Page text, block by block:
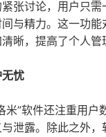
张讨论，用户只
与精力。这一功
晰，提高了个人管
忧
米”软件还注重用
泄露。除此之外